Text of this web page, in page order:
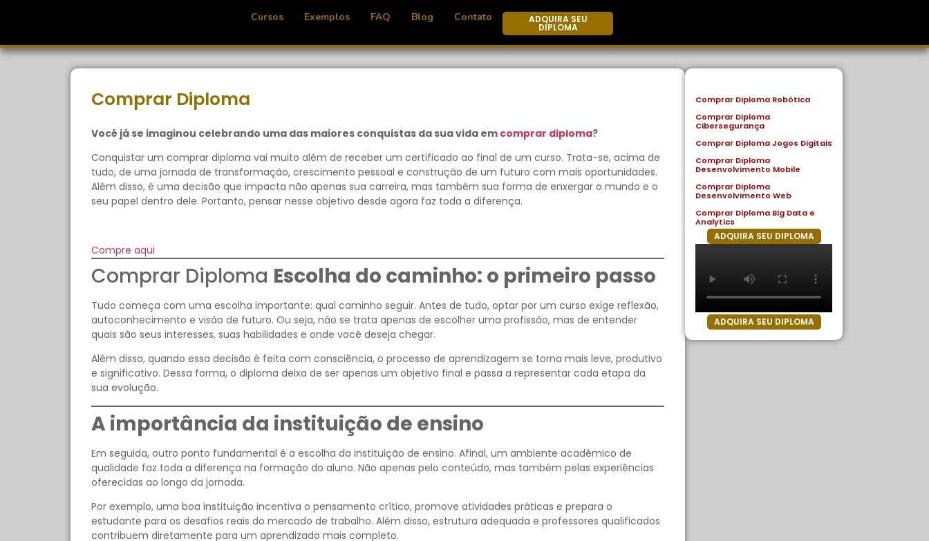
Cursos Exemplos FAQ Blog Contato ADQUIRA SEU
DIPLOMA
Comprar Diploma
Você já se imaginou celebrando uma das maiores conquistas da sua vida em comprar diploma?
Conquistar um comprar diploma vai muito além de receber um certificado ao final de um curso. Trata-se, acima de
tudo, de uma jornada de transformação, crescimento pessoal e construção de um futuro com mais oportunidades.
Além disso, é uma decisão que impacta não apenas sua carreira, mas também sua forma de enxergar o mundo e o
seu papel dentro dele. Portanto, pensar nesse objetivo desde agora faz toda a diferença.
Compre aqui
Comprar Diploma Escolha do caminho: o primeiro passo
Tudo começa com uma escolha importante: qual caminho seguir. Antes de tudo, optar por um curso exige reflexão,
autoconhecimento e visão de futuro. Ou seja, não se trata apenas de escolher uma profissão, mas de entender
quais são seus interesses, suas habilidades e onde você deseja chegar.
Além disso, quando essa decisão é feita com consciência, o processo de aprendizagem se torna mais leve, produtivo
e significativo. Dessa forma, o diploma deixa de ser apenas um objetivo final e passa a representar cada etapa da
sua evolução.
A importância da instituição de ensino
Em seguida, outro ponto fundamental é a escolha da instituição de ensino. Afinal, um ambiente acadêmico de
qualidade faz toda a diferença na formação do aluno. Não apenas pelo conteúdo, mas também pelas experiências
oferecidas ao longo da jornada.
Por exemplo, uma boa instituição incentiva o pensamento crítico, promove atividades práticas e prepara o
estudante para os desafios reais do mercado de trabalho. Além disso, estrutura adequada e professores qualificados
contribuem diretamente para um aprendizado mais completo.
Comprar Diploma Robótica
Comprar Diploma
Cibersegurança
Comprar Diploma Jogos Digitais
Comprar Diploma
Desenvolvimento Mobile
Comprar Diploma
Desenvolvimento Web
Comprar Diploma Big Data e
Analytics
ADQUIRA SEU DIPLOMA
ADQUIRA SEU DIPLOMA